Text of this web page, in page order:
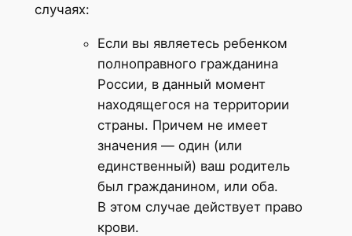
случаях:
Если вы являетесь ребенком
полноправного гражданина
России, в данный момент
находящегося на территории
страны. Причем не имеет
значения — один (или
единственный) ваш родитель
был гражданином, или оба.
В этом случае действует право
крови.